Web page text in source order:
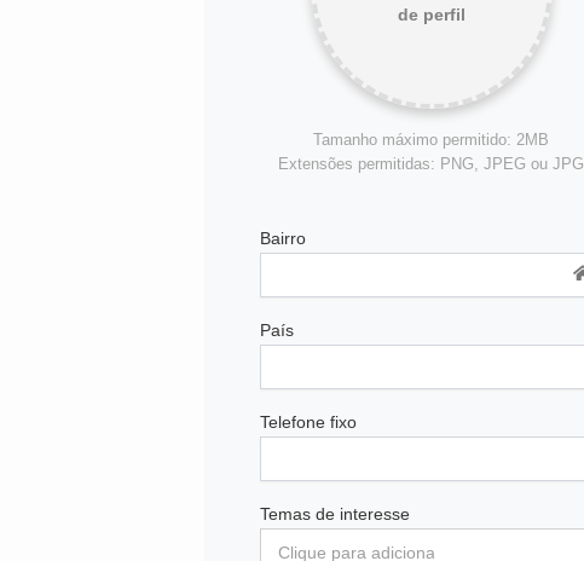
de perfil
Tamanho máximo permitido: 2MB
Extensões permitidas: PNG, JPEG ou JPG
Bairro
País
Telefone fixo
Temas de interesse